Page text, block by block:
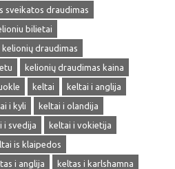
sveikatos draudimas
bilietai
kelionių draudimas
kelionių draudimas kaina
keltai
keltai i anglija
i kyli
keltai i olandija
i svedija
keltai i vokietija
is klaipedos
i anglija
keltas i karlshamna